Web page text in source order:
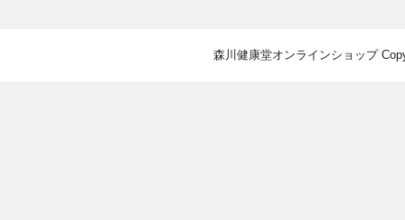
森川健康堂オンラインショップ